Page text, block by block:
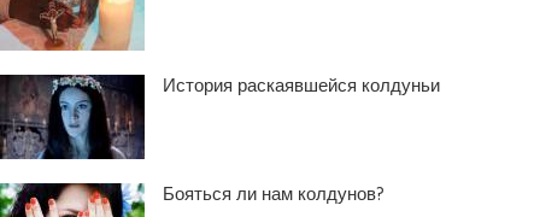
История раскаявшейся колдуньи
Бояться ли нам колдунов?